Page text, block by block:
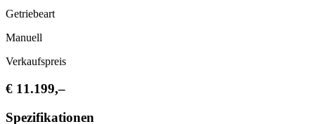
Getriebeart
Manuell
Verkaufspreis
€ 11.199,–
Spezifikationen